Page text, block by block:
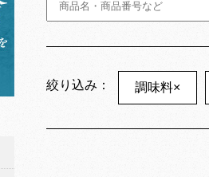
絞り込み： 調味料×